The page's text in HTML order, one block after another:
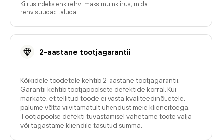
Kiirusindeks ehk rehvi maksimumkiirus, mida
rehv suudab taluda.
2-aastane tootjagarantii
Kõikidele toodetele kehtib 2-aastane tootjagarantii.
Garantii kehtib tootjapoolsete defektide korral. Kui
märkate, et tellitud toode ei vasta kvaliteedinõuetele,
palume võtta viivitamatult ühendust meie klienditoega.
Tootjapoolse defekti tuvastamisel vahetame toote välja
või tagastame kliendile tasutud summa.